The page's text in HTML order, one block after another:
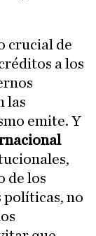
crucial de
a los
las
emite. Y
de los
políticas, no